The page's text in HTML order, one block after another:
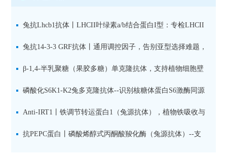
兔抗Lhcb1抗体丨LHCII叶绿素a/b结合蛋白I型：专检LHCII
中含量丰富的捕光蛋白
兔抗14-3-3 GRF抗体丨通用调控因子，告别亚型选择难题，
全面捕获植物信号转导枢纽蛋白
β-1,4-半乳聚糖（果胶多糖）单克隆抗体，支持植物细胞壁
果胶多糖精细结构解析
磷酸化S6K1-K2兔多克隆抗体--识别核糖体蛋白S6激酶同源
蛋白1-2的激活状态
Anti-IRT1丨铁调节转运蛋白1（兔源抗体），植物铁吸收与
微量元素代谢研究的关键工具
抗PEPC蛋白丨磷酸烯醇式丙酮酸羧化酶（兔源抗体）--支